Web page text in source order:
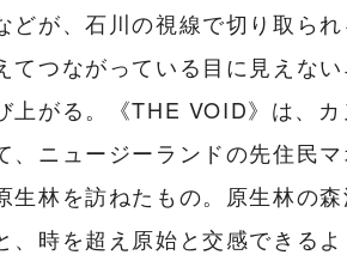
どが、石川の視線で切り取ら
てつながっている目に見えな
上がる。《THE VOID》は、
、ニュージーランドの先住民
生林を訪ねたもの。原生林の
、時を超え原始と交感できる